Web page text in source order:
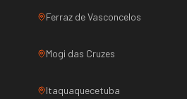
Ferraz de Vasconcelos
Mogi das Cruzes
Itaquaquecetuba